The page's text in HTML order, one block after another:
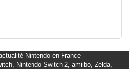
Nintendo en France
Nintendo Switch 2, amiibo, Zelda,